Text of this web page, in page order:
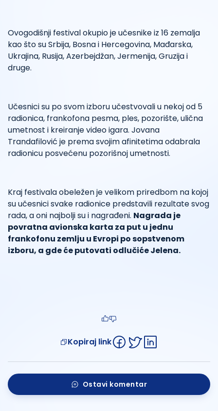
Ovogodišnji festival okupio je učesnike iz 16 zemalja
kao što su Srbija, Bosna i Hercegovina, Mađarska,
Ukrajina, Rusija, Azerbejdžan, Jermenija, Gruzija i
druge.
Učesnici su po svom izboru učestvovali u nekoj od 5
radionica, frankofona pesma, ples, pozorište, ulična
umetnost i kreiranje video igara. Jovana
Trandafilović je prema svojim afinitetima odabrala
radionicu posvećenu pozorišnoj umetnosti.
Kraj festivala obeležen je velikom priredbom na kojoj
su učesnici svake radionice predstavili rezultate svog
rada, a oni najbolji su i nagrađeni. Nagrada je
povratna avionska karta za put u jednu
frankofonu zemlju u Evropi po sopstvenom
izboru, a gde će putovati odlučiće Jelena.
Kopiraj link
Ostavi komentar